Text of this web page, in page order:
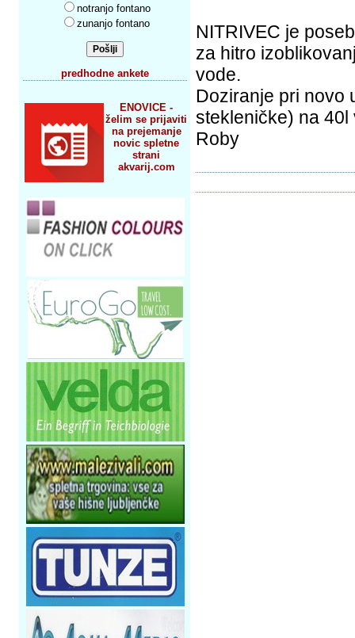
notranjo fontano
zunanjo fontano
predhodne ankete
ENOVICE -
želim se prijaviti
na prejemanje
novic spletne
strani
akvarij.com
NITRIVEC je
za hitro
vode.
Doziranje pri novo
stekleničke) na 40l
Roby